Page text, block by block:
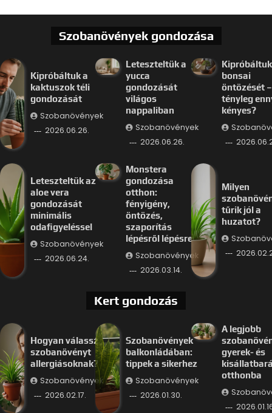
Szobanövények gondozása
Kipróbáltuk a
kaktuszok téli
gondozását
Szobanövények
2026.06.26.
Leteszteltük a
yucca
gondozását
világos
nappaliban
Szobanövények
2026.06.26.
bonsai
öntözését –
tényleg
kényes?
Leteszteltük az
aloe vera
gondozását
minimális
odafigyeléssel
Szobanövények
2026.06.24.
Monstera
gondozása
otthon:
fényigény,
öntözés,
szaporítás
lépésről lépésre
Szobanövények
2026.03.14.
Milyen
tűrik jól a
huzatot?
Kert gondozás
Hogyan válassz
szobanövényt
allergiásoknak?
Szobanövények
2026.02.17.
Szobanövények
balkonládában:
tippek a sikerhez
Szobanövények
2026.01.30.
A legjobb
gyerek- és
otthonba